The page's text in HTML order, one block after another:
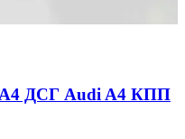
А4 ДСГ Audi A4 КПП